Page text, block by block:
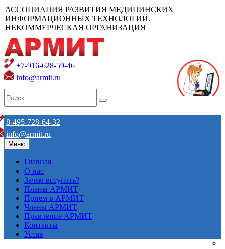
АССОЦИАЦИЯ РАЗВИТИЯ МЕДИЦИНСКИХ
ИНФОРМАЦИОННЫХ ТЕХНОЛОГИЙ.
НЕКОММЕРЧЕСКАЯ ОРГАНИЗАЦИЯ
+7-916-628-59-46
info@armit.ru
8-495-728-64-32
info@armit.ru
Меню
Главная
О нас
Зачем вступать?
Планы АРМИТ
Прием в АРМИТ
Члены АРМИТ
Правление АРМИТ
Контакты
Устав